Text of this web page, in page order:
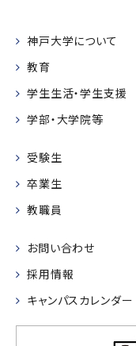
神戸大学について
教育
学生生活・学生支援
学部・大学院等
受験生
卒業生
教職員
お問い合わせ
採用情報
キャンパスカレンダー